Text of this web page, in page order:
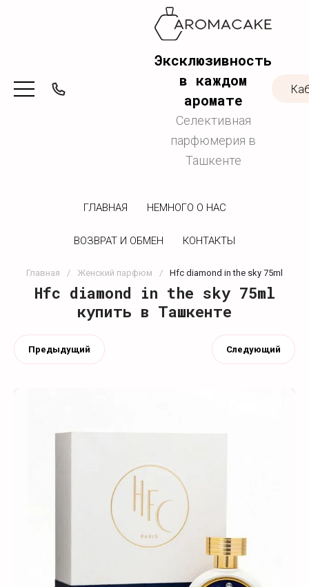
Эксклюзивность
в каждом
аромате
Селективная
парфюмерия в
Ташкенте
ГЛАВНАЯ НЕМНОГО О НАС
ВОЗВРАТ И ОБМЕН КОНТАКТЫ
Главная / Женский парфюм / Hfc diamond in the sky 75ml
Hfc diamond in the sky 75ml
купить в Ташкенте
Предыдущий Следующий